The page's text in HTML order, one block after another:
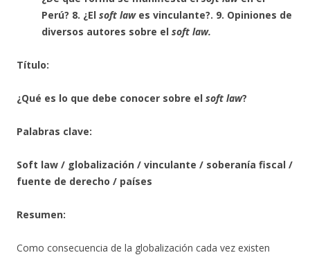
Perú? 8. ¿El soft lawes vinculante?. 9. Opiniones de
diversos autores sobre el soft law.
Título:
¿Qué es lo que debe conocer sobre el soft law?
Palabras clave:
Soft law / globalización / vinculante / soberanía fiscal /
fuente de derecho / países
Resumen:
Como consecuencia de la globalización cada vez existen